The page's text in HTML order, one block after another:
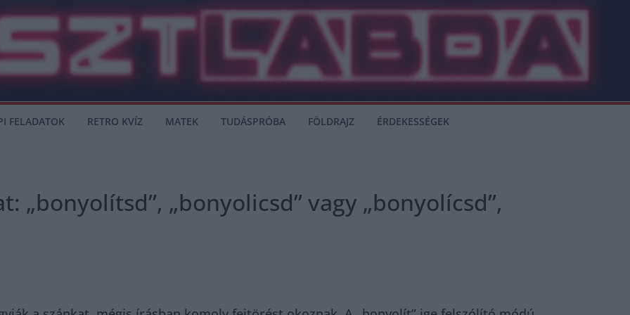
FELADATOK RETRO KVÍZ MATEK TUDÁSPRÓBA FÖLDRAJZ ÉRDEKESSÉGEK
„bonyolítsd”, „bonyolicsd” vagy „bonyolícsd”,